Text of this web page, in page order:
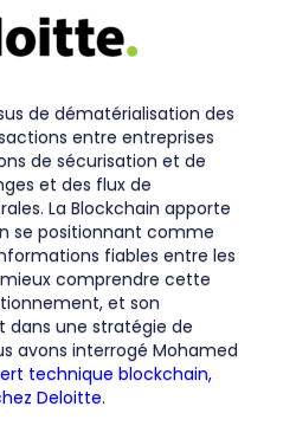
de dématérialisation des
entre entreprises
de sécurisation et de
et des flux de
La Blockchain apporte
se positionnant comme
fiables entre les
mieux comprendre cette
et son
une stratégie de
avons interrogé Mohamed
technique blockchain,
Deloitte.